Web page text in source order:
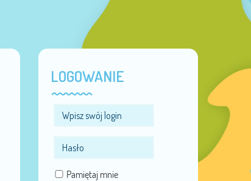
LOGOWANIE
Pamiętaj mnie